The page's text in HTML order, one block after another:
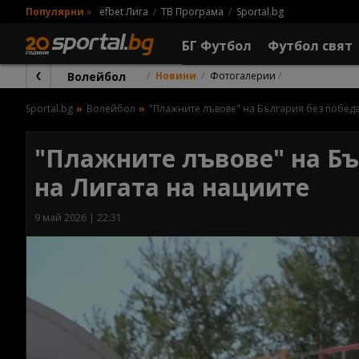
Популярни » efbet Лига ТВ Програма Sportal.bg
БГ Футбол Футбол свят
Волейбол Новини Фотогалерии
Sportal.bg Волейбол "Плажните лъвове" на България без
"Плажните лъвове" на
на Лигата на нациите
9 май 2026 | 22:31